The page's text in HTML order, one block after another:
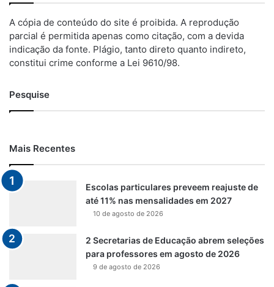
A cópia de conteúdo do site é proibida. A reprodução
parcial é permitida apenas como citação, com a devida
indicação da fonte. Plágio, tanto direto quanto indireto,
constitui crime conforme a Lei 9610/98.
Pesquise
Mais Recentes
Escolas particulares preveem reajuste de
até 11% nas mensalidades em 2027
10 de agosto de 2026
2 Secretarias de Educação abrem seleções
para professores em agosto de 2026
9 de agosto de 2026